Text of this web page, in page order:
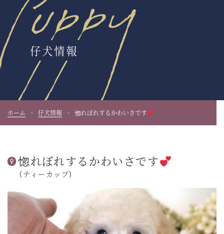
仔犬情報
ホーム 仔犬情報 惚れぼれするかわいさです
惚れぼれするかわいさです
（ティーカップ）